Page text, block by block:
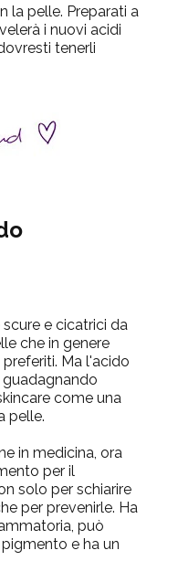
la pelle. Preparati a
i nuovi acidi
tenerli
e cicatrici da
che in genere
Ma l'acido
come una
pelle.
in medicina, ora
per il
solo per schiarire
per prevenirle. Ha
può
e ha un